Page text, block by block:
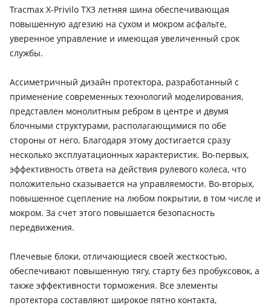
Tracmax X-Privilo TX3 летняя шина обеспечивающая
повышенную адгезию на сухом и мокром асфальте,
уверенное управление и имеющая увеличенный срок
службы.
Ассиметричный дизайн протектора, разработанный с
применение современных технологий моделирования,
представлен монолитным ребром в центре и двумя
блочными структурами, располагающимися по обе
стороны от него. Благодаря этому достигается сразу
несколько эксплуатационных характеристик. Во-первых,
эффективность ответа на действия рулевого колеса, что
положительно сказывается на управляемости. Во-вторых,
повышенное сцепление на любом покрытии, в том числе и
мокром. За счет этого повышается безопасность
передвижения.
Плечевые блоки, отличающиеся своей жесткостью,
обеспечивают повышенную тягу, старту без пробуксовок, а
также эффективности торможения. Все элементы
протектора составляют широкое пятно контакта,